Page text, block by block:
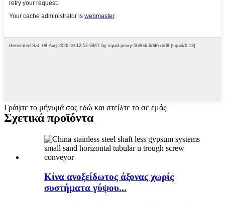
Γράψτε το μήνυμά σας εδώ και στείλτε το σε εμάς
Σχετικά προϊόντα
Κίνα ανοξείδωτος άξονας χωρίς
συστήματα γύψου...